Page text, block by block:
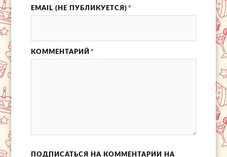
EMAIL (НЕ ПУБЛИКУЕТСЯ) *
КОММЕНТАРИЙ *
ПОДПИСАТЬСЯ НА КОММЕНТАРИИ НА